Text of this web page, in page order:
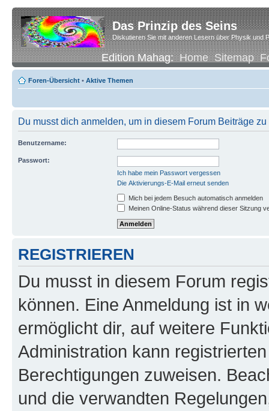
Das Prinzip des Seins
Diskutieren Sie mit anderen Lesern über Physik und
Edition Mahag:Home Sitemap
Foren-Übersicht • Aktive Themen
Du musst dich anmelden, um in diesem Forum Beiträge
Benutzername:
Passwort:
Ich habe mein Passwort vergessen
Die Aktivierungs-E-Mail erneut senden
Mich bei jedem Besuch automatisch anmelden
Meinen Online-Status während dieser Sitzung
REGISTRIEREN
Du musst in diesem Forum
können. Eine Anmeldung ist in
ermöglicht dir, auf weitere
Administration kann
Berechtigungen zuweisen.
und die verwandten